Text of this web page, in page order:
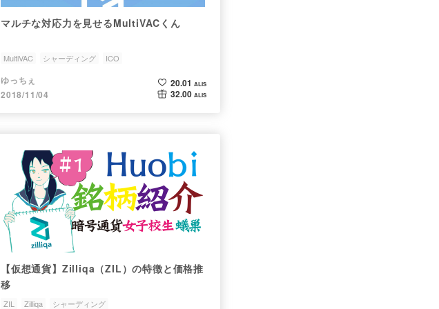
マルチな対応力を見せるMultiVACくん
MultiVAC シャーディング ICO
ゆっちぇ
2018/11/04
20.01 ALIS
32.00 ALIS
【仮想通貨】Zilliqa（ZIL）の特徴と価格推
移
ZIL Zilliqa シャーディング